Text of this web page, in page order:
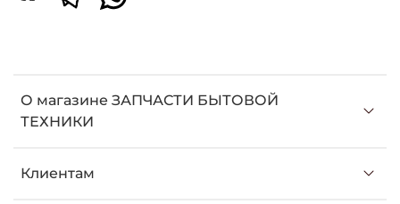
О магазине ЗАПЧАСТИ БЫТОВОЙ
ТЕХНИКИ
Клиентам